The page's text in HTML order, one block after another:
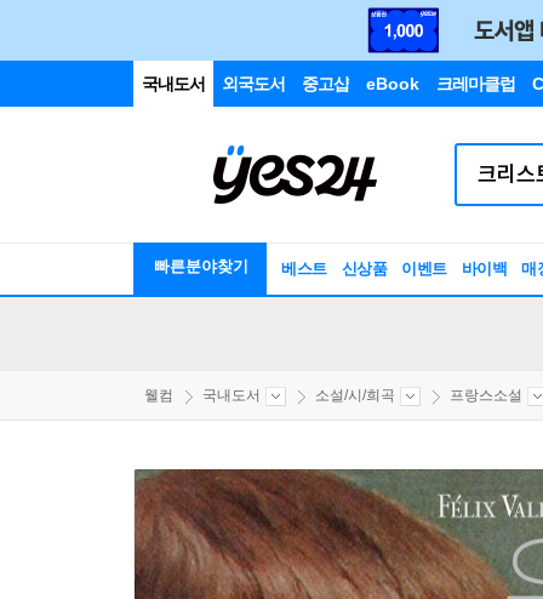
국내도서 외국도서 중고샵 eBook 크레마클럽
빠른분야찾기 베스트 신상품 이벤트 바이백 매
웰컴 국내도서 소설/시/희곡 프랑스소설